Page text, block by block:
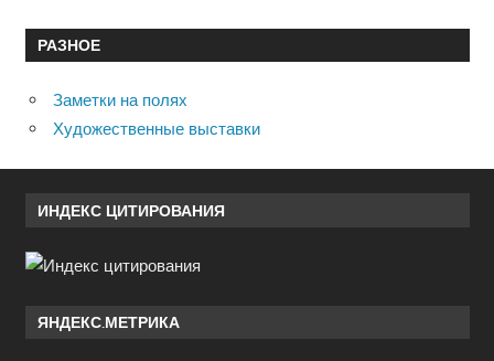
РАЗНОЕ
Заметки на полях
Художественные выставки
ИНДЕКС ЦИТИРОВАНИЯ
ЯНДЕКС.МЕТРИКА